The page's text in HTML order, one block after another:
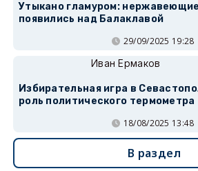
Утыкано гламуром:
появились над Балаклавой
29/09/2025 19:28
Иван Ермаков
Избирательная игра в
роль политического термометра
18/08/2025 13:48
В раздел